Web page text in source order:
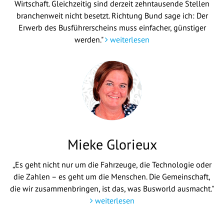
Wirtschaft. Gleichzeitig sind derzeit zehntausende Stellen
branchenweit nicht besetzt. Richtung Bund sage ich: Der
Erwerb des Busführerscheins muss einfacher, günstiger
werden."
weiterlesen
Mieke Glorieux
„Es geht nicht nur um die Fahrzeuge, die Technologie oder
die Zahlen – es geht um die Menschen. Die Gemeinschaft,
die wir zusammenbringen, ist das, was Busworld ausmacht."
weiterlesen